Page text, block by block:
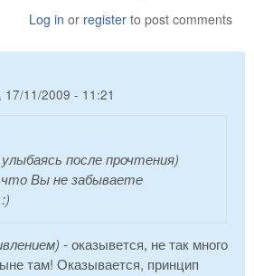
Log in or register to post comments
17/11/2009 - 11:21
после прочтения)
Вы не забываете
- оказывется, не так много
там! Оказывается, принцип